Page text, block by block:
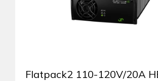
Flatpack2 110-120V/20A